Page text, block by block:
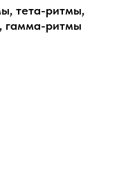
тета-ритмы,
гамма-ритмы